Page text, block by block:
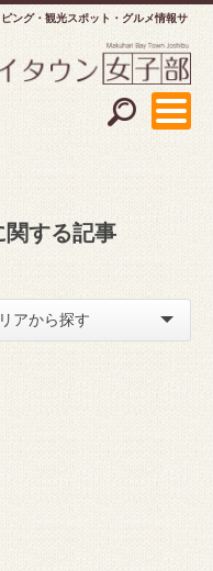
ング
観光スポット・グルメ情報サ
関する記事
アから探す